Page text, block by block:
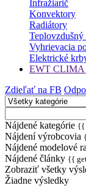
Infražiarič
Konvektory
Radiátory
Teplovzdušný
Vyhrievacia
Elektrické
EWT CLIMA
Zdieľať na FB
Nájdené kategórie {{
Nájdení výrobcovia
Nájdené modelové
Nájdené články {{
Zobraziť všetky
Žiadne výsledky